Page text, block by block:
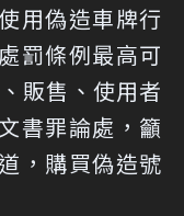
用偽造車牌行
罰條例最高可
販售、使用者
書罪論處，籲
，購買偽造號